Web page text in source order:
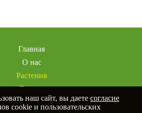
Главная
О нас
Растения
Товары
Услуги
наш сайт, вы даете согласие
cookie и пользовательских